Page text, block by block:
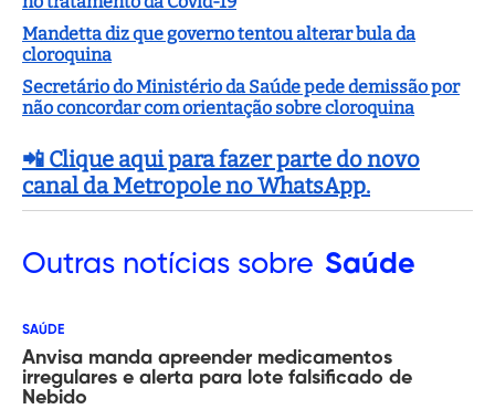
Mandetta diz que governo tentou alterar bula da
cloroquina
Secretário do Ministério da Saúde pede demissão por
não concordar com orientação sobre cloroquina
📲 Clique aqui para fazer parte do novo
canal da Metropole no WhatsApp.
Outras notícias sobre Saúde
SAÚDE
Anvisa manda apreender medicamentos
irregulares e alerta para lote falsificado de
Nebido